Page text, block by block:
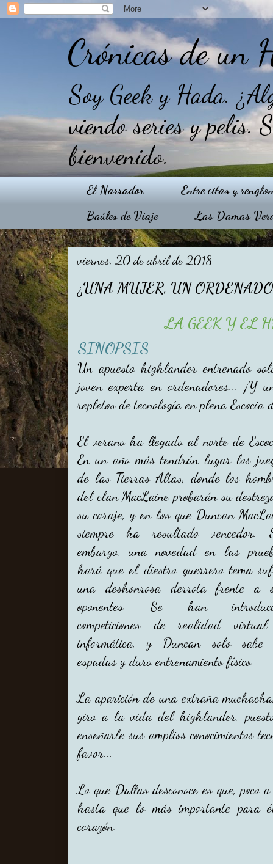
Crónicas de un
Soy Geek y Hada.
viendo series y pelis.
bienvenido.
El Narrador
Entre citas y
Baúles de Viaje
Las Damas
viernes, 20 de abril de 2018
¿UNA MUJER, UN
LA GEEK Y EL
SINOPSIS
Un apuesto highlander entrenado
joven experta en ordenadores... ¡Y
repletos de tecnología en plena
El verano ha llegado al norte de
En un año más tendrán lugar los
de las Tierras Altas, donde los
del clan MacLaine probarán su
su coraje, y en los que Duncan
siempre ha resultado vencedor.
embargo, una novedad en las
hará que el diestro guerrero tema
una deshonrosa derrota frente a
oponentes. Se han
competiciones de realidad
informática, y Duncan solo sabe
espadas y duro entrenamiento físico.
La aparición de una extraña
giro a la vida del highlander,
enseñarle sus amplios conocimientos
favor...
Lo que Dallas desconoce es que, poco
hasta que lo más importante para
corazón.